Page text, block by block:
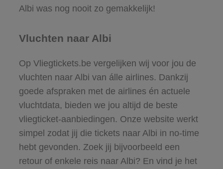
Albi was nog nooit zo gemakkelijk!
Vluchten naar Albi
Op Vliegtickets.be vergelijken wij voor jou de
vluchten naar Albi van álle airlines. Dankzij
goede afspraken met de airlines én actuele
vluchtdata, bieden we jou altijd de beste
vliegticket-aanbiedingen. Onze website werkt
simpel zodat jij die tickets naar Albi in no-time
hebt gevonden. Zoek jij bijvoorbeeld een
retour of enkele reis naar Albi? En vind je het